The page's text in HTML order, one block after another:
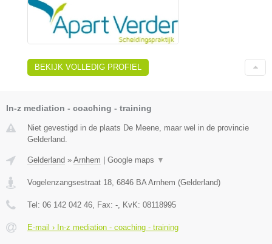
BEKIJK VOLLEDIG PROFIEL
In-z mediation - coaching - training
Niet gevestigd in de plaats De Meene, maar wel in de provincie
Gelderland.
Gelderland » Arnhem Google maps ▼
Vogelenzangsestraat 18 6846 BA Arnhem (Gelderland)
Tel: 06 142 042 46 , Fax: - , KvK: 08118995
E-mail › In-z mediation - coaching - training